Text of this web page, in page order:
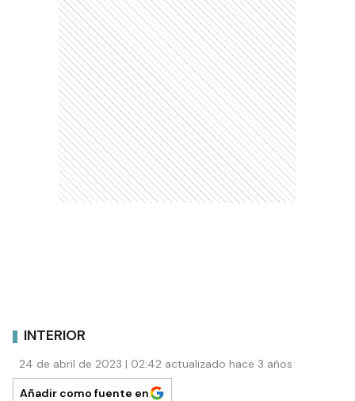
INTERIOR
24 de abril de 2023 | 02:42 actualizado hace 3 años
Añadir como fuente en